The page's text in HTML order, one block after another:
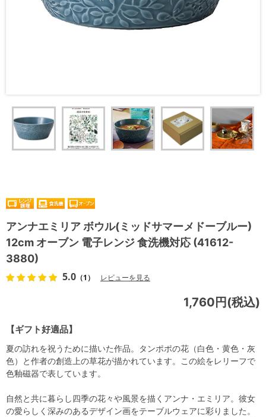
アンナエミリア ボウル(ミッドサマーメドーブルー)
12cm オーブン 電子レンジ 食洗機対応 (41612-
3880)
5.0 （1） レビューを見る
【ギフト好適品】
1,760円(税込)
夏の訪れを祝うために描いた作品。タンポポの花（白色・黄色・灰
色）と作者の創造上の草花が描かれています。この絵をレリーフで
色釉磁器で表しています。
自然と共に暮らし四季の花々や風景を描くアンナ・エミリア。彼女
の愛らしく深みのあるデザイン画をテーブルウェアに彩りました。